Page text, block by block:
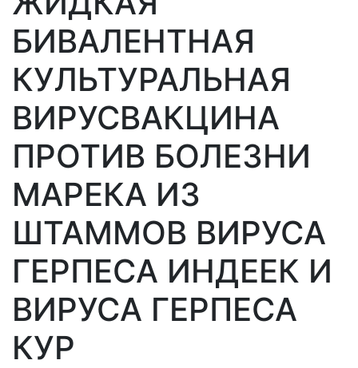
БИВАЛЕНТНАЯ
КУЛЬТУРАЛЬНАЯ
ВИРУСВАКЦИНА
ПРОТИВ БОЛЕЗНИ
МАРЕКА ИЗ
ШТАММОВ ВИРУСА
ГЕРПЕСА ИНДЕЕК И
ВИРУСА ГЕРПЕСА
КУР